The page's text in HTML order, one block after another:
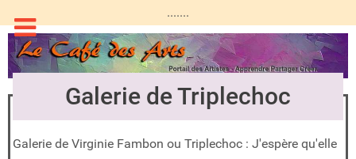
.......
Galerie de Triplechoc
Galerie de Virginie Fambon ou Triplechoc : J'espère qu'elle